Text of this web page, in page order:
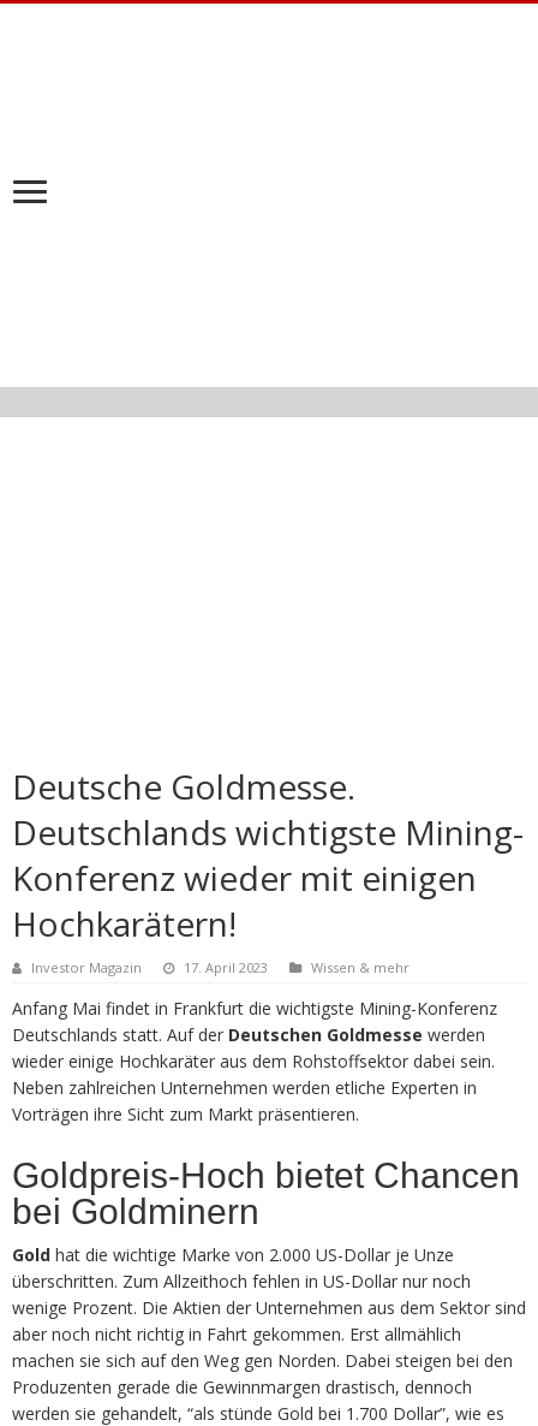
Deutsche Goldmesse.
Deutschlands wichtigste Mining-
Konferenz wieder mit einigen
Hochkarätern!
Investor Magazin 17. April 2023 Wissen & mehr
Anfang Mai findet in Frankfurt die wichtigste Mining-Konferenz
Deutschlands statt. Auf der Deutschen Goldmesse werden
wieder einige Hochkaräter aus dem Rohstoffsektor dabei sein.
Neben zahlreichen Unternehmen werden etliche Experten in
Vorträgen ihre Sicht zum Markt präsentieren.
Goldpreis-Hoch bietet Chancen
bei Goldminern
Gold hat die wichtige Marke von 2.000 US-Dollar je Unze
überschritten. Zum Allzeithoch fehlen in US-Dollar nur noch
wenige Prozent. Die Aktien der Unternehmen aus dem Sektor sind
aber noch nicht richtig in Fahrt gekommen. Erst allmählich
machen sie sich auf den Weg gen Norden. Dabei steigen bei den
Produzenten gerade die Gewinnmargen drastisch, dennoch
werden sie gehandelt, “als stünde Gold bei 1.700 Dollar”, wie es